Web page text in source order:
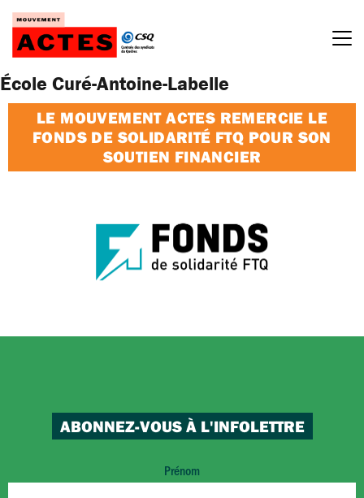
Passer
contenu
École Curé-Antoine-Labelle
LE MOUVEMENT ACTES REMERCIE LE
FONDS DE SOLIDARITÉ FTQ POUR SON
SOUTIEN FINANCIER
ABONNEZ-VOUS À L'INFOLETTRE
Prénom